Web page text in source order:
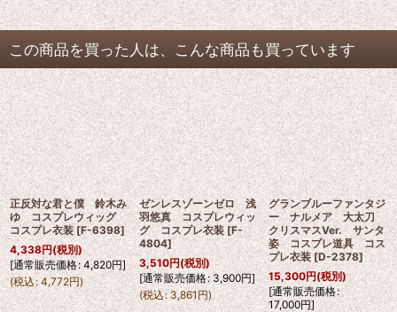
この商品を買った人は、こんな商品も買っています
正反対な君と僕 鈴木み
ゆ コスプレウィッグ
コスプレ衣装 [F-6398]
4,338円(税別)
[通常販売価格: 4,820円]
(税込: 4,772円)
ゼンレスゾーンゼロ 浅
羽悠真 コスプレウィッ
グ コスプレ衣装 [F-
4804]
3,510円(税別)
[通常販売価格: 3,900円]
(税込: 3,861円)
グランブルーファンタジ
ー ナルメア 大太刀
クリスマスVer. サンタ
姿 コスプレ道具 コス
プレ衣装 [D-2378]
15,300円(税別)
[通常販売価格:
17,000円]